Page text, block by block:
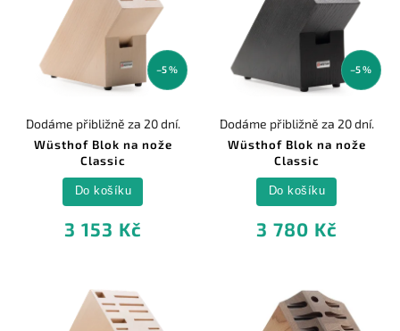
–5 %
Wüsthof Blok na nože
Classic
Dodáme přibližně za 20 dní.
3 153 Kč
Do košíku
–5 %
Wüsthof Blok na nože
Classic
Dodáme přibližně za 20 dní.
3 780 Kč
Do košíku